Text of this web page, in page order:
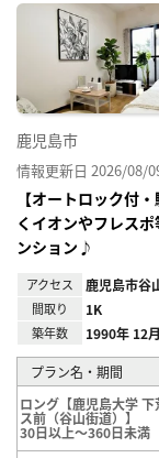
鹿児島市
情報更新日 2026/08/
【オートロック付
くイオンやフレス
ンション♪
アクセス 鹿児島市谷
間取り 1K
築年数 1990年 12
プラン名・期間
ロング【鹿児島大学
ス前（谷山街道）】
30日以上～360日未満